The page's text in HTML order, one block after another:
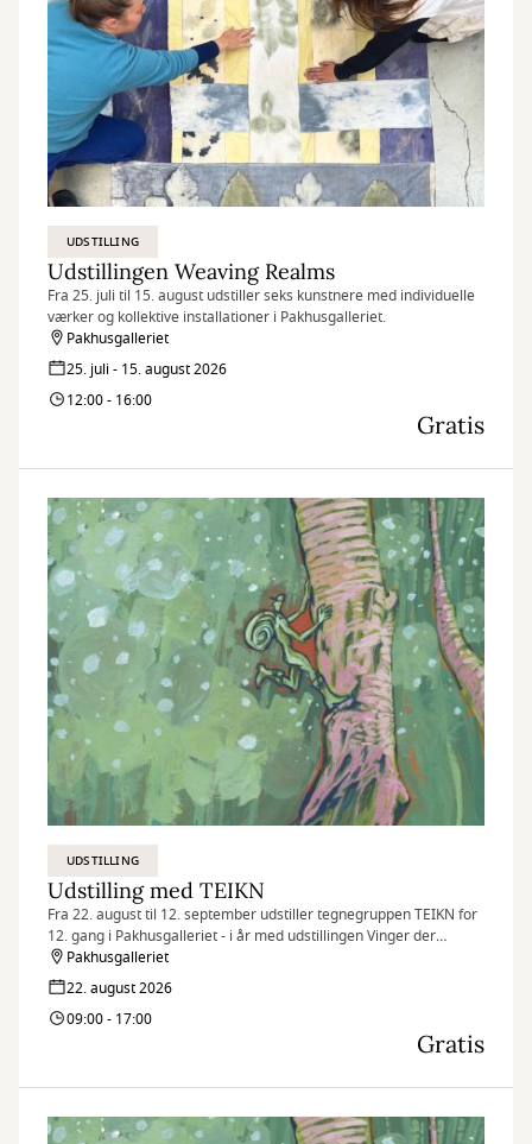
UDSTILLING
Udstillingen Weaving Realms
Fra 25. juli til 15. august udstiller seks kunstnere med individuelle
værker og kollektive installationer i Pakhusgalleriet.
Pakhusgalleriet
25. juli - 15. august 2026
12:00 - 16:00
Gratis
UDSTILLING
Udstilling med TEIKN
Fra 22. august til 12. september udstiller tegnegruppen TEIKN for
12. gang i Pakhusgalleriet - i år med udstillingen Vinger der
bestøver.
Pakhusgalleriet
22. august 2026
09:00 - 17:00
Gratis